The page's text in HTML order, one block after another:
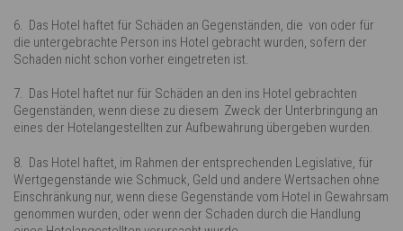
6. Das Hotel haftet für Schäden an Gegenständen, die von oder für
die untergebrachte Person ins Hotel gebracht wurden, sofern der
Schaden nicht schon vorher eingetreten ist.
7. Das Hotel haftet nur für Schäden an den ins Hotel gebrachten
Gegenständen, wenn diese zu diesem Zweck der Unterbringung an
eines der Hotelangestellten zur Aufbewahrung übergeben wurden.
8. Das Hotel haftet, im Rahmen der entsprechenden Legislative, für
Wertgegenstände wie Schmuck, Geld und andere Wertsachen ohne
Einschränkung nur, wenn diese Gegenstände vom Hotel in Gewahrsam
genommen wurden, oder wenn der Schaden durch die Handlung